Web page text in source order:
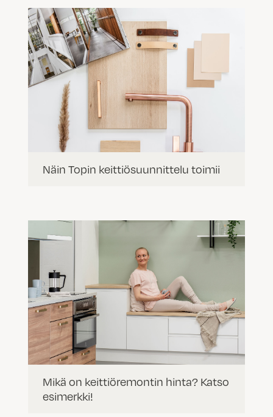
Näin Topin keittiösuunnittelu toimii
Mikä on keittiöremontin hinta? Katso
esimerkki!